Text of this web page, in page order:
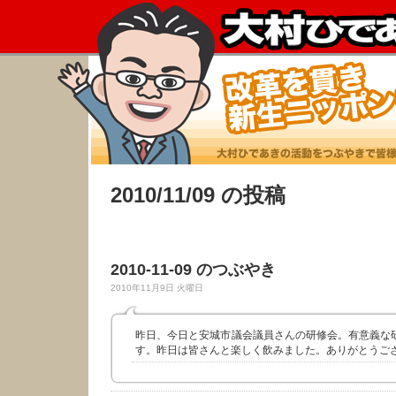
2010/11/09 の投稿
2010-11-09 のつぶやき
2010年11月9日 火曜日
昨日、今日と安城市議会議員さんの研修会。有意義な
す。昨日は皆さんと楽しく飲みました。ありがとうご